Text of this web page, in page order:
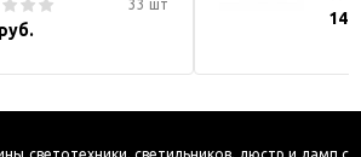
33 шт